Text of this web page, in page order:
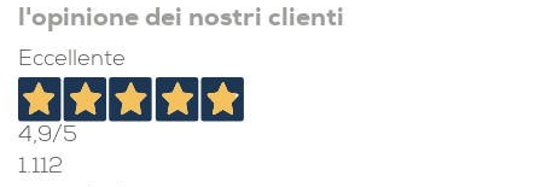
l'opinione dei nostri clienti
Eccellente
4,9/5
1.112